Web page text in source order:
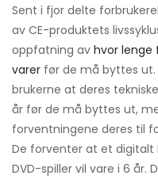
Sent i fjor delte
av CE-produktets
oppfatning av hvor lenge
varer før de må byttes
brukerne at deres
år før de må byttes ut,
forventningene deres til
De forventer at et digitalt
DVD-spiller vil vare i 6